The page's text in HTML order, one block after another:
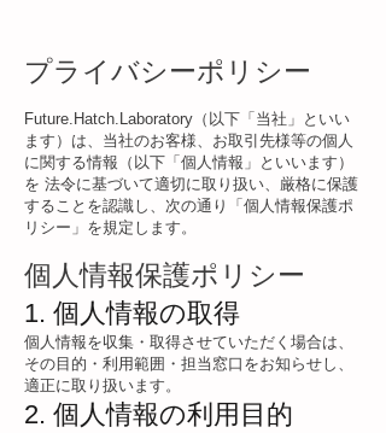
プライバシーポリシー
Future.Hatch.Laboratory（以下「当社」といい
ます）は、当社のお客様、お取引先様等の個人
に関する情報（以下「個人情報」といいます）
を 法令に基づいて適切に取り扱い、厳格に保護
することを認識し、次の通り「個人情報保護ポ
リシー」を規定します。
個人情報保護ポリシー
1. 個人情報の取得
個人情報を収集・取得させていただく場合は、
その目的・利用範囲・担当窓口をお知らせし、
適正に取り扱います。
2. 個人情報の利用目的